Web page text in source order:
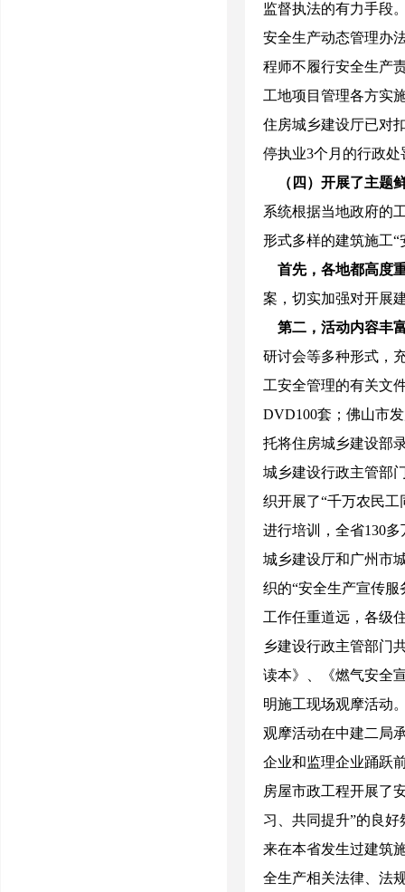
监督执法的有力手段
安全生产动态管理办
程师不履行安全生产
工地项目管理各方实
住房城乡建设厅已对
停执业3个月的行政处
（四）开展了主题
系统根据当地政府的
形式多样的建筑施工
首先，各地都高度
案，切实加强对开展
第二，活动内容丰
研讨会等多种形式，
工安全管理的有关文
DVD100套；佛山市
托将住房城乡建设部
城乡建设行政主管部
织开展了“千万农民
进行培训，全省130多
城乡建设厅和广州市
织的“安全生产宣传
工作任重道远，各级
乡建设行政主管部门
读本》、《燃气安全
明施工现场观摩活动
观摩活动在中建二局
企业和监理企业踊跃
房屋市政工程开展了
习、共同提升”的良
来在本省发生过建筑
全生产相关法律、法